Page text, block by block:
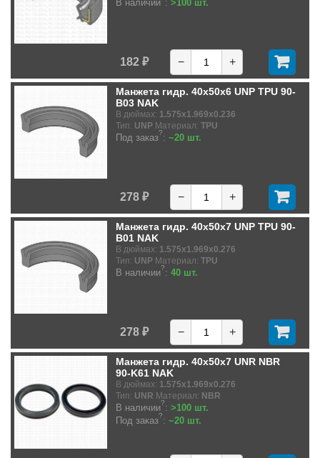
В наличии : >100 шт.
182 ₽ − +
Манжета гидр. 40x50x6 UNP TPU 90-
B03 NAK
В дюймах: 1.575x1.969x0.236
Тип: UNP Материал: TPU
Под заказ?: ~20 шт.
278 ₽ − +
Манжета гидр. 40x50x7 UNP TPU 90-
B01 NAK
В дюймах: 1.575x1.969x0.276
Тип: UNP Материал: TPU
В наличии?: 40 шт.
278 ₽ − +
Манжета гидр. 40x50x7 UNR NBR
90-K61 NAK
В дюймах: 1.575x1.969x0.276
Тип: UNR Материал: NBR
В наличии?: >100 шт.
Под заказ?: ~20 шт.